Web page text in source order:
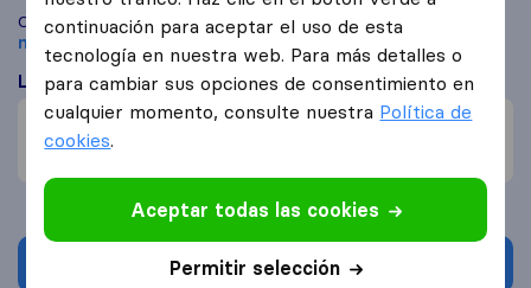
Compara Mudanzas El Chapo con otrasempresas de
mudanzas
Mieres
Lo que dicen los clientes
Precio (1)
Reclamaciones de daños (2)
Solicita Presupuestos
continuación para aceptar el uso de esta
tecnología en nuestra web. Para más detalles o
para cambiar sus opciones de consentimiento en
cualquier momento, consulte nuestra Política de
cookies.
Aceptar todas las cookies
Permitir selección